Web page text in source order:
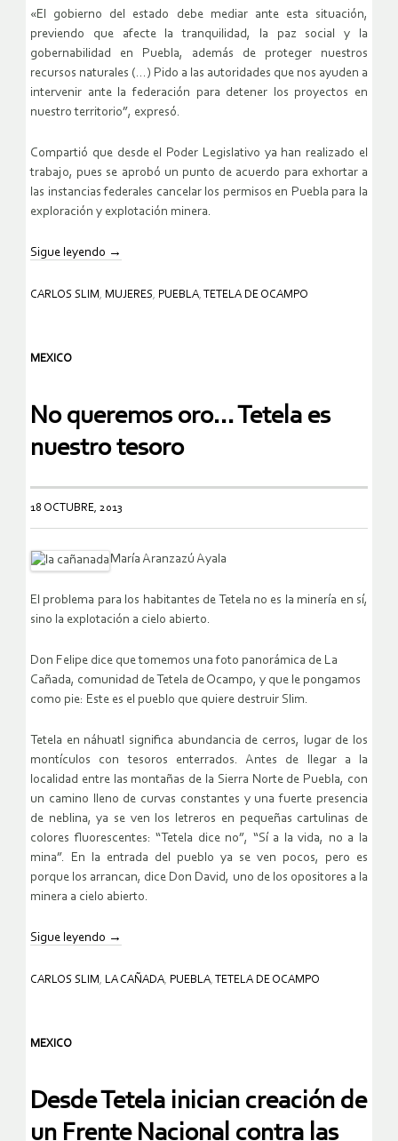
«El gobierno del estado debe mediar ante esta situación,
previendo que afecte la tranquilidad, la paz social y la
gobernabilidad en Puebla, además de proteger nuestros
recursos naturales (…) Pido a las autoridades que nos ayuden a
intervenir ante la federación para detener los proyectos en
nuestro territorio”, expresó.
Compartió que desde el Poder Legislativo ya han realizado el
trabajo, pues se aprobó un punto de acuerdo para exhortar a
las instancias federales cancelar los permisos en Puebla para la
exploración y explotación minera.
Sigue leyendo →
CARLOS SLIM MUJERES PUEBLA TETELA DE OCAMPO
MEXICO
No queremos oro… Tetela es
nuestro tesoro
18 OCTUBRE, 2013
María Aranzazú Ayala
El problema para los habitantes de Tetela no es la minería en sí,
sino la explotación a cielo abierto.
Don Felipe dice que tomemos una foto panorámica de La
Cañada, comunidad de Tetela de Ocampo, y que le pongamos
como pie: Este es el pueblo que quiere destruir Slim.
Tetela en náhuatl significa abundancia de cerros, lugar de los
montículos con tesoros enterrados. Antes de llegar a la
localidad entre las montañas de la Sierra Norte de Puebla, con
un camino lleno de curvas constantes y una fuerte presencia
de neblina, ya se ven los letreros en pequeñas cartulinas de
colores fluorescentes: “Tetela dice no”, “Sí a la vida, no a la
mina”. En la entrada del pueblo ya se ven pocos, pero es
porque los arrancan, dice Don David, uno de los opositores a la
minera a cielo abierto.
Sigue leyendo →
CARLOS SLIM , LA CAÑADA, PUEBLA, TETELA DE OCAMPO
MEXICO
Desde Tetela inician creación de
un Frente Nacional contra las